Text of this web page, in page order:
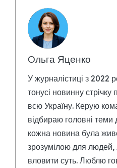
Ольга Яценко
У журналістиці з 2022
тонусі новинну стрічку
всю Україну. Керую
відбираю головні
кожна новина була
зрозумілою для людей,
вловити суть. Люблю